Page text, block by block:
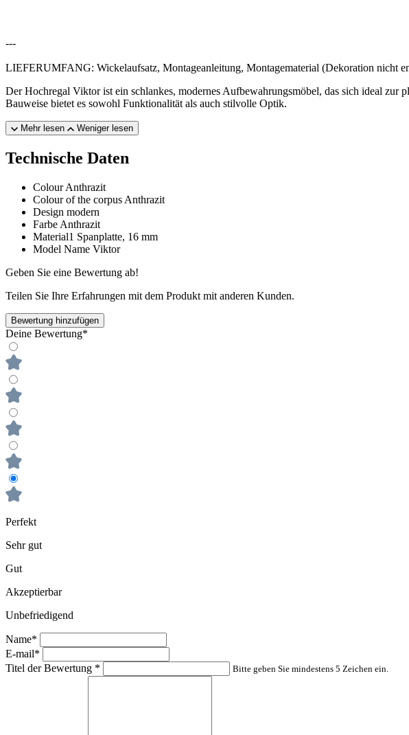
---
LIEFERUMFANG: Wickelaufsatz, Montageanleitung, Montagematerial (Dekoration nicht
Der Hochregal Viktor ist ein schlankes, modernes Aufbewahrungsmöbel, das sich ideal zur
Bauweise bietet es sowohl Funktionalität als auch stilvolle Optik.
Mehr lesen Weniger lesen
Technische Daten
Colour Anthrazit
Colour of the corpus Anthrazit
Design modern
Farbe Anthrazit
Material1 Spanplatte, 16 mm
Model Name Viktor
Geben Sie eine Bewertung ab!
Teilen Sie Ihre Erfahrungen mit dem Produkt mit anderen Kunden.
Bewertung hinzufügen
Deine Bewertung*
Perfekt
Sehr gut
Gut
Akzeptierbar
Unbefriedigend
Name*
E-mail*
Titel der Bewertung * Bitte geben Sie mindestens 5 Zeichen ein.